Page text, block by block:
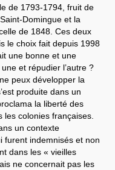
de 1793-1794, fruit de
Domingue et la
de 1848. Ces deux
le choix fait depuis 1998
une bonne et une
et répudier l’autre ?
peux développer la
produite dans un
la liberté des
colonies françaises.
un contexte
furent indemnisés et non
dans les « vieilles
ne concernait pas les